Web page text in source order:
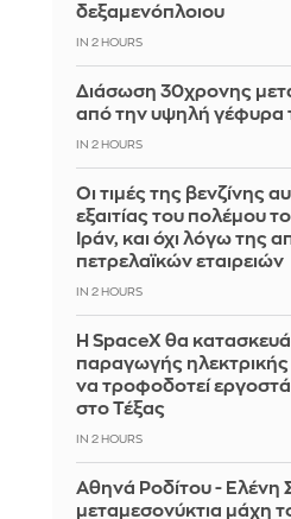
δεξαμενόπλοιου
IN 2 HOURS
Διάσωση 30χρονης
από την υψηλή γέφυρα
IN 2 HOURS
Οι τιμές της βενζίνης
εξαιτίας του πολέμου
Ιράν, και όχι λόγω της
πετρελαϊκών εταιρειών
IN 2 HOURS
Η SpaceX θα
παραγωγής ηλεκτρικής
να τροφοδοτεί
στο Τέξας
IN 2 HOURS
Αθηνά Ροδίτου - Ελένη
μεταμεσονύκτια μάχη